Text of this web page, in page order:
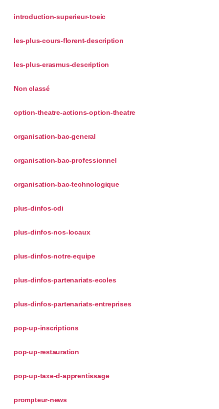
introduction-superieur-toeic
les-plus-cours-florent-description
les-plus-erasmus-description
Non classé
option-theatre-actions-option-theatre
organisation-bac-general
organisation-bac-professionnel
organisation-bac-technologique
plus-dinfos-cdi
plus-dinfos-nos-locaux
plus-dinfos-notre-equipe
plus-dinfos-partenariats-ecoles
plus-dinfos-partenariats-entreprises
pop-up-inscriptions
pop-up-restauration
pop-up-taxe-d-apprentissage
prompteur-news